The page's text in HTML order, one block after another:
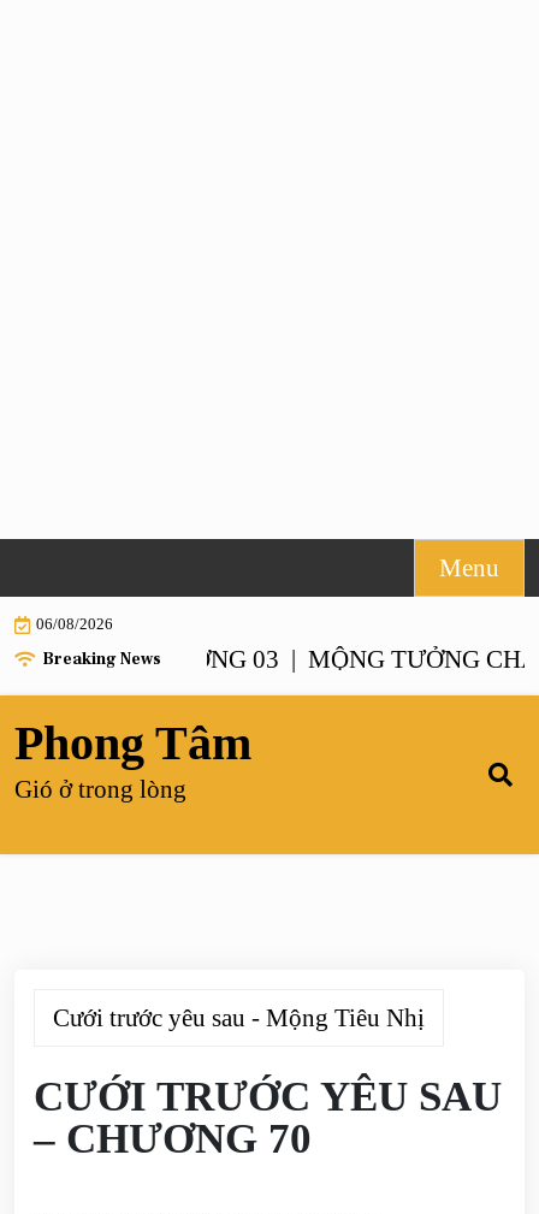
to
content
Menu
06/08/2026
Breaking News
– CHƯƠNG 03 |MỘNG TƯỞNG CHANH
Phong Tâm
Gió ở trong lòng
Cưới trước yêu sau - Mộng Tiêu Nhị
CƯỚI TRƯỚC YÊU SAU
– CHƯƠNG 70